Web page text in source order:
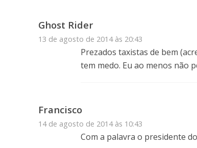
Ghost Rider
13 de agosto de 2014 às 20:43
Prezados taxistas de bem
tem medo. Eu ao menos não
Francisco
14 de agosto de 2014 às 10:43
Com a palavra o presidente